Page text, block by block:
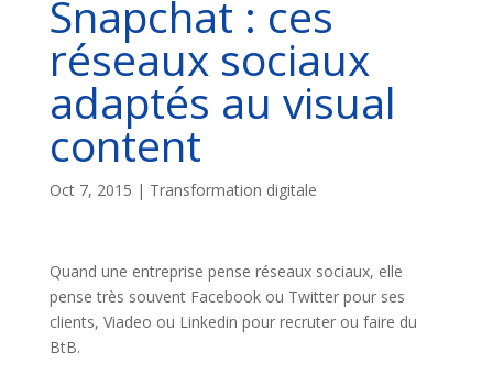
Snapchat : ces
réseaux sociaux
adaptés au visual
content
Oct 7, 2015 | Transformation digitale
Quand une entreprise pense réseaux sociaux, elle
pense très souvent Facebook ou Twitter pour ses
clients, Viadeo ou Linkedin pour recruter ou faire du
BtB.